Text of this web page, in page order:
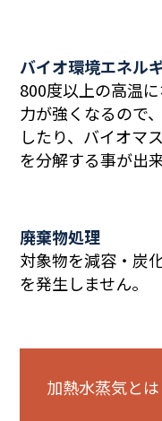
バイオ環境エネル
800度以上の高温
力が強くなるので
したり、バイオマ
を分解する事が出来
廃棄物処理
対象物を減容・炭
を発生しません。
加熱水蒸気とは